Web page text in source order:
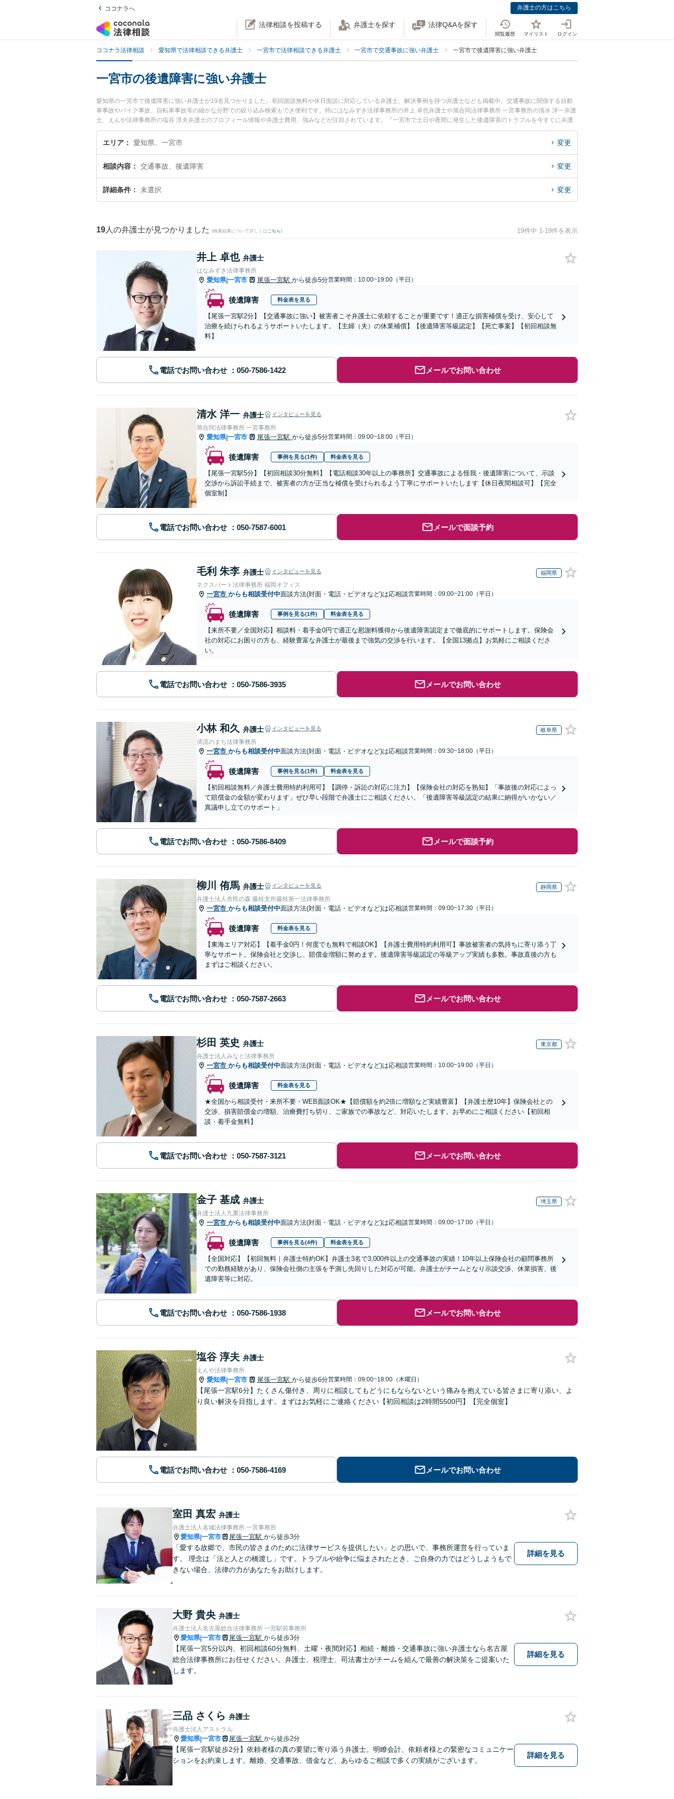
ココナラへ 弁護士の方はこちら
法律相談を投稿する 弁護士を探す 法律Q&Aを探す
閲覧履歴 マイリスト ログイン
ココナラ法律相談 愛知県で法律相談できる弁護士 一宮市で法律相談できる弁護士 一宮市で交通事故に強い弁護士 一宮市で後遺障害に強い弁護士
一宮市の後遺障害に強い弁護士
愛知県の一宮市で後遺障害に強い弁護士が19名見つかりました。初回面談無料や休日面談に対応している弁護士、解決事例を持つ弁護士なども掲載中。交通事故に関係する自動
車事故やバイク事故、自転車事故等の細かな分野での絞り込み検索もでき便利です。特にはなみずき法律事務所の井上 卓也弁護士や旭合同法律事務所 一宮事務所の清水 洋一弁護
士、えんや法律事務所の塩谷 淳夫弁護士のプロフィール情報や弁護士費用、強みなどが注目されています。『一宮市で土日や夜間に発生した後遺障害のトラブルを今すぐに弁護
士に相談したい』『後遺障害のトラブル解決の実績豊富な近くの弁護士を検索したい』『初回相談無料で後遺障害を法律相談できる一宮市内の弁護士に相談予約したい』などでお
困りの相談者さんにおすすめです。
エリア 愛知県、一宮市 変更
相談内容 交通事故、後遺障害 変更
詳細条件 未選択 変更
19 人の弁護士が見つかりました (検索結果について詳しくは こちら) 19件中 1-19件を表示
井上 卓也 弁護士
はなみずき法律事務所
愛知県|一宮市 尾張一宮駅 から徒歩5分営業時間：10:00~19:00（平日）
後遺障害 料金表を見る
【尾張一宮駅2分】【交通事故に強い】被害者こそ弁護士に依頼することが重要です！適正な損害補償を受け、安心して
治療を続けられるようサポートいたします。【主婦（夫）の休業補償】【後遺障害等級認定】【死亡事案】【初回相談無
料】
電話でお問い合わせ メールでお問い合わせ
清水 洋一 弁護士 インタビューを見る
旭合同法律事務所 一宮事務所
愛知県|一宮市 尾張一宮駅 から徒歩5分営業時間：09:00~18:00（平日）
後遺障害 事例を見る(1件) 料金表を見る
【尾張一宮駅5分】【初回相談30分無料】【電話相談30年以上の事務所】交通事故による怪我・後遺障害について、示談
交渉から訴訟手続まで、被害者の方が正当な補償を受けられるよう丁寧にサポートいたします【休日夜間相談可】【完全
個室制】
電話でお問い合わせ メールで面談予約
毛利 朱李 弁護士 インタビューを見る 福岡県
ネクスパート法律事務所 福岡オフィス
一宮市 からも相談受付中面談方法(対面・電話・ビデオなど)は応相談営業時間：09:00~21:00（平日）
後遺障害 事例を見る(1件) 料金表を見る
【来所不要／全国対応】相談料・着手金0円で適正な慰謝料獲得から後遺障害認定まで徹底的にサポートします。保険会
社の対応にお困りの方も、経験豊富な弁護士が最後まで強気の交渉を行います。【全国13拠点】お気軽にご相談くださ
い。
電話でお問い合わせ メールでお問い合わせ
小林 和久 弁護士 インタビューを見る 岐阜県
清流のまち法律事務所
一宮市 からも相談受付中面談方法(対面・電話・ビデオなど)は応相談営業時間：09:30~18:00（平日）
後遺障害 事例を見る(1件) 料金表を見る
【初回相談無料／弁護士費用特約利用可】【調停・訴訟の対応に注力】【保険会社の対応を熟知】「事故後の対応によっ
て賠償金の金額が変わります」ぜひ早い段階で弁護士にご相談ください。「後遺障害等級認定の結果に納得がいかない／
異議申し立てのサポート」
電話でお問い合わせ メールで面談予約
柳川 侑馬 弁護士 インタビューを見る 静岡県
弁護士法人市民の森 藤枝支所藤枝第一法律事務所
一宮市 からも相談受付中面談方法(対面・電話・ビデオなど)は応相談営業時間：09:00~17:30（平日）
後遺障害 料金表を見る
【東海エリア対応】【着手金0円！何度でも無料で相談OK】【弁護士費用特約利用可】事故被害者の気持ちに寄り添う丁
寧なサポート。保険会社と交渉し、賠償金増額に努めます。後遺障害等級認定の等級アップ実績も多数。事故直後の方も
まずはご相談ください。
電話でお問い合わせ メールでお問い合わせ
杉田 英史 弁護士 東京都
弁護士法人みなと法律事務所
一宮市 からも相談受付中面談方法(対面・電話・ビデオなど)は応相談営業時間：10:00~19:00（平日）
後遺障害 料金表を見る
★全国から相談受付・来所不要・WEB面談OK★【賠償額を約2倍に増額など実績豊富】【弁護士歴10年】保険会社との
交渉、損害賠償金の増額、治療費打ち切り、ご家族での事故など、対応いたします。お早めにご相談ください【初回相
談・着手金無料】
電話でお問い合わせ メールでお問い合わせ
金子 基成 弁護士 埼玉県
弁護士法人九重法律事務所
一宮市 からも相談受付中面談方法(対面・電話・ビデオなど)は応相談営業時間：09:00~17:00（平日）
後遺障害 事例を見る(4件) 料金表を見る
【全国対応】【初回無料｜弁護士特約OK】弁護士3名で3,000件以上の交通事故の実績！10年以上保険会社の顧問事務所
での勤務経験があり、保険会社側の主張を予測し先回りした対応が可能。弁護士がチームとなり示談交渉、休業損害、後
遺障害等に対応。
電話でお問い合わせ メールでお問い合わせ
塩谷 淳夫 弁護士
えんや法律事務所
愛知県|一宮市 尾張一宮駅 から徒歩6分営業時間：09:00~18:00（木曜日）
【尾張一宮駅6分】たくさん傷付き、周りに相談してもどうにもならないという痛みを抱えている皆さまに寄り添い、よ
り良い解決を目指します。まずはお気軽にご連絡ください【初回相談は2時間5500円】【完全個室】
電話でお問い合わせ メールでお問い合わせ
室田 真宏 弁護士
弁護士法人名城法律事務所 一宮事務所
愛知県|一宮市 尾張一宮駅 から徒歩3分
「愛する故郷で、市民の皆さまのために法律サービスを提供したい」との思いで、事務所運営を行っていま
す。 理念は「法と人との橋渡し」です。トラブルや紛争に悩まされたとき、ご自身の力ではどうしようもで
きない場合、法律の力があなたをお助けします。
詳細を見る
大野 貴央 弁護士
弁護士法人名古屋総合法律事務所 一宮駅前事務所
愛知県|一宮市 尾張一宮駅 から徒歩3分
【尾張一宮5分以内、初回相談60分無料、土曜・夜間対応】相続・離婚・交通事故に強い弁護士なら名古屋
総合法律事務所にお任せください。弁護士、税理士、司法書士がチームを組んで最善の解決策をご提案いた
します。
詳細を見る
三品 さくら 弁護士
弁護士法人アストラル
愛知県|一宮市 尾張一宮駅 から徒歩2分
【尾張一宮駅徒歩2分】依頼者様の真の要望に寄り添う弁護士。明瞭会計、依頼者様との緊密なコミュニケー
ションをお約束します。離婚、交通事故、借金など、あらゆるご相談で多くの実績がございます。
詳細を見る